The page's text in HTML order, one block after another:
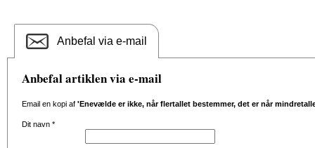
Anbefal via e-mail
Anbefal artiklen via e-mail
Email en kopi af 'Enevælde er ikke, når flertallet bestemmer, det er når
Dit navn *